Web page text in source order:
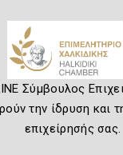
Σύμβουλος
την ίδρυση και
επιχείρησής σας.